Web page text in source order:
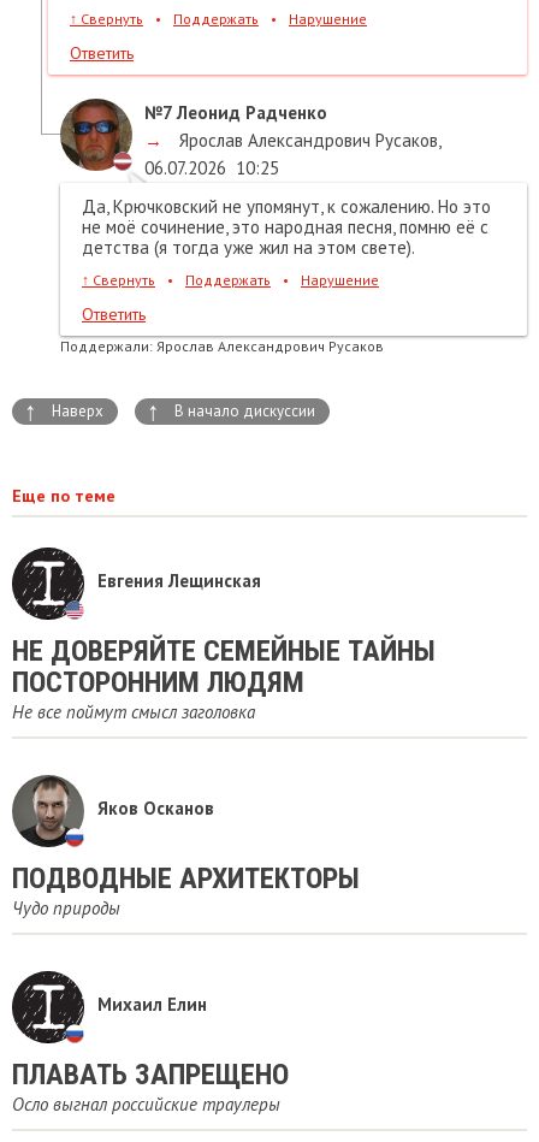
↑ Свернуть • Поддержать • Нарушение
Ответить
№7Леонид Радченко
→
Ярослав Александрович Русаков,
06.07.2026 10:25
Да, Крючковский не упомянут, к сожалению. Но это
не моё сочинение, это народная песня, помню её с
детства (я тогда уже жил на этом свете).
↑ Свернуть • Поддержать • Нарушение
Ответить
Поддержали: Ярослав Александрович Русаков
↑ Наверх ↑ В начало дискуссии
Еще по теме
Евгения Лещинская
НЕ ДОВЕРЯЙТЕ СЕМЕЙНЫЕ ТАЙНЫ
ПОСТОРОННИМ ЛЮДЯМ
Не все поймут смысл заголовка
Яков Осканов
ПОДВОДНЫЕ АРХИТЕКТОРЫ
Чудо природы
Михаил Елин
ПЛАВАТЬ ЗАПРЕЩЕНО
Осло выгнал российские траулеры